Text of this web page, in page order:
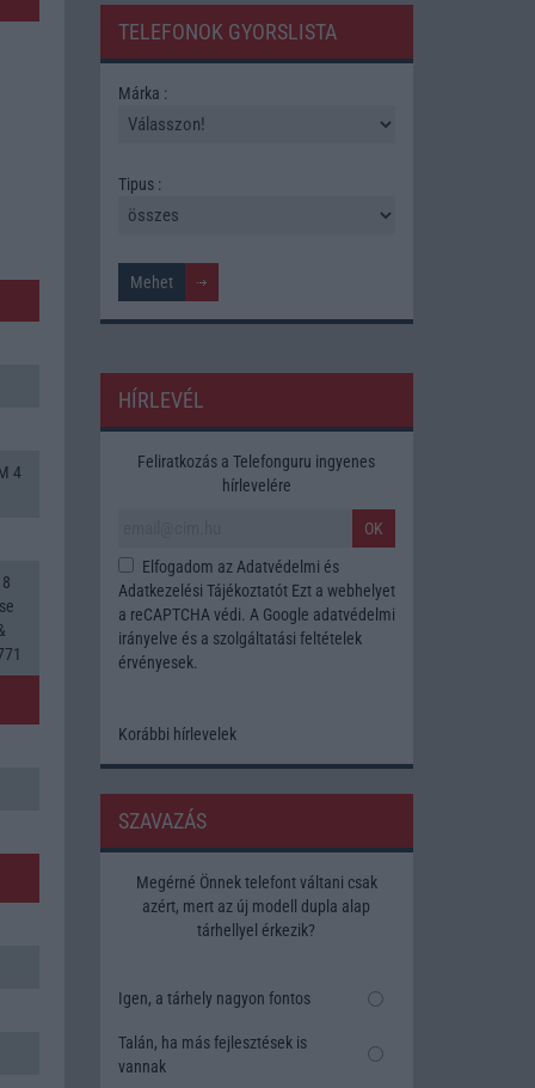
4
TELEFONOK GYORSLISTA
Márka :
Tipus :
HÍRLEVÉL
Feliratkozás a Telefonguru ingyenes
hírlevelére
OK
Elfogadom az Adatvédelmi és
Adatkezelési TájékoztatótEzt a webhelyet
a reCAPTCHA védi. A Google adatvédelmi
irányelve és a szolgáltatási feltételek
érvényesek.
Korábbi hírlevelek
SZAVAZÁS
Megérné Önnek telefont váltani csak
azért, mert az új modell dupla alap
tárhellyel érkezik?
Igen, a tárhely nagyon fontos
Talán, ha más fejlesztések is
vannak